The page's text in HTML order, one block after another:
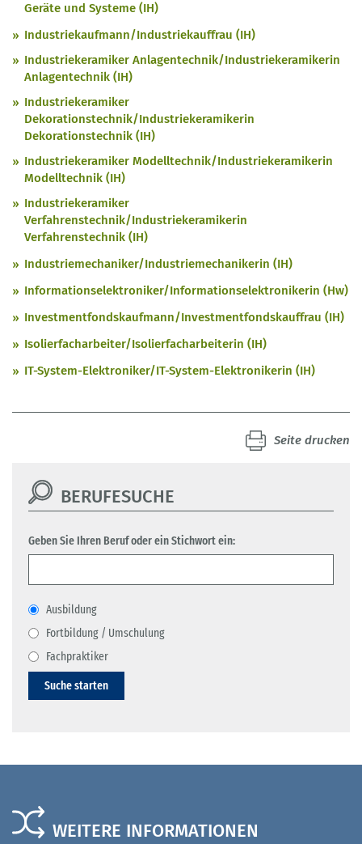
Geräte und Systeme (IH)
Industriekaufmann/Industriekauffrau (IH)
Industriekeramiker Anlagentechnik/Industriekeramikerin
Anlagentechnik (IH)
Industriekeramiker
Dekorationstechnik/Industriekeramikerin
Dekorationstechnik (IH)
Industriekeramiker Modelltechnik/Industriekeramikerin
Modelltechnik (IH)
Industriekeramiker
Verfahrenstechnik/Industriekeramikerin
Verfahrenstechnik (IH)
Industriemechaniker/Industriemechanikerin (IH)
Informationselektroniker/Informationselektronikerin (Hw)
Investmentfondskaufmann/Investmentfondskauffrau (IH)
Isolierfacharbeiter/Isolierfacharbeiterin (IH)
IT-System-Elektroniker/IT-System-Elektronikerin (IH)
Seite drucken
BERUFESUCHE
Geben Sie Ihren Beruf oder ein Stichwort ein:
Ausbildung
Fortbildung / Umschulung
Fachpraktiker
Suche starten
WEITERE INFORMATIONEN